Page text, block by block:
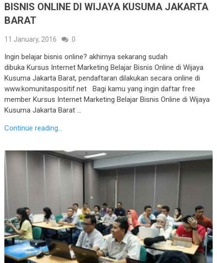
BISNIS ONLINE DI WIJAYA KUSUMA JAKARTA
BARAT
11 January, 2016 0
Ingin belajar bisnis online? akhirnya sekarang sudah
dibuka Kursus Internet Marketing Belajar Bisnis Online di Wijaya
Kusuma Jakarta Barat, pendaftaran dilakukan secara online di
www.komunitaspositif.net Bagi kamu yang ingin daftar free
member Kursus Internet Marketing Belajar Bisnis Online di Wijaya
Kusuma Jakarta Barat …
Continue reading...